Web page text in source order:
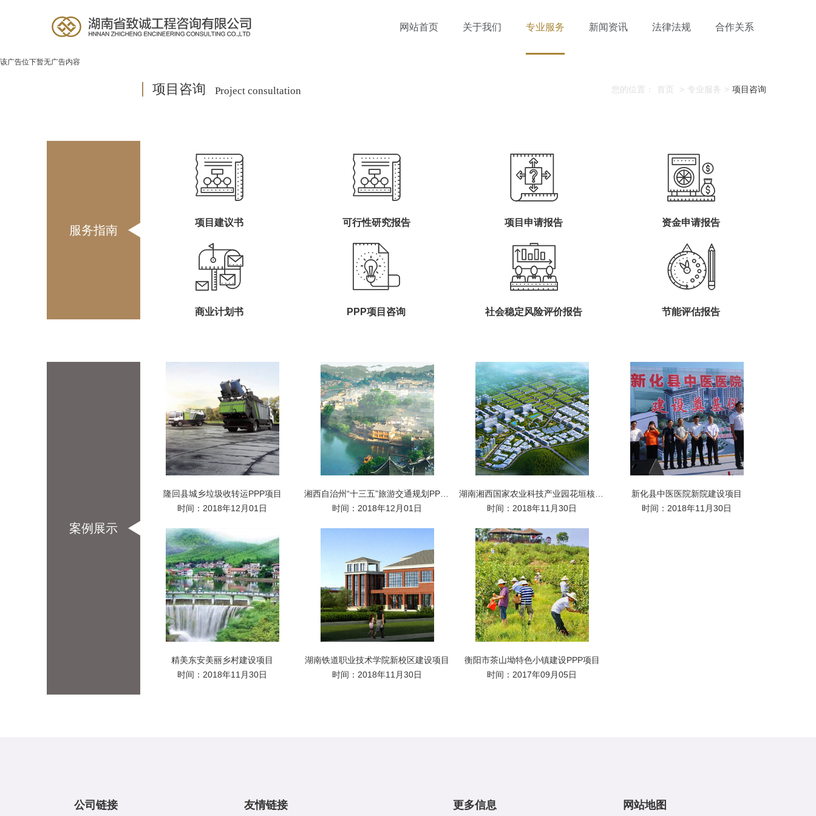
网站首页 关于我们 专业服务 新闻资讯 法律法规 合作关系
该广告位下暂无广告内容
项目咨询 Project consultation 您的位置： 首页 > 专业服务 > 项目咨询
服务指南
项目建议书 可行性研究报告 项目申请报告 资金申请报告
商业计划书 PPP项目咨询 社会稳定风险评价报告 节能评估报告
案例展示
隆回县城乡垃圾收转运PPP项目
时间：2018年12月01日
时间：2018年12月01日
时间：2018年11月30日
新化县中医医院新院建设项目
时间：2018年11月30日
精美东安美丽乡村建设项目
时间：2018年11月30日
湖南铁道职业技术学院新校区建设项目
时间：2018年11月30日
衡阳市茶山坳特色小镇建设PPP项目
时间：2017年09月05日
公司链接 友情链接 更多信息 网站地图